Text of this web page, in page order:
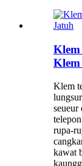
Klem
Klem
rupa-
kawat